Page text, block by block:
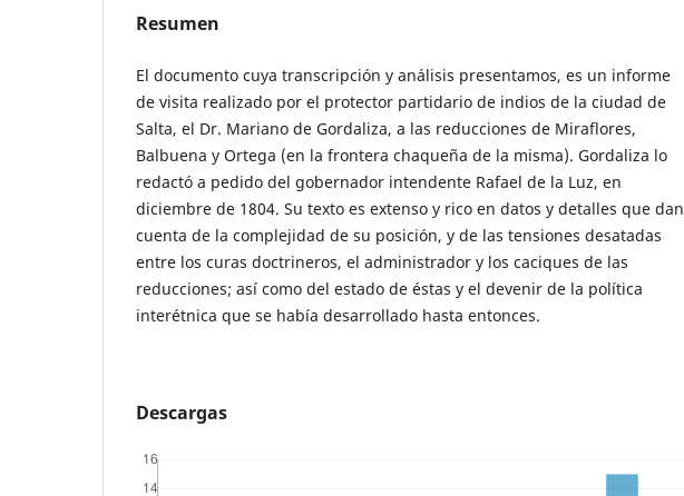
Resumen
El documento cuya transcripción y análisis presentamos, es un informe
de visita realizado por el protector partidario de indios de la ciudad de
Salta, el Dr. Mariano de Gordaliza, a las reducciones de Miraflores,
Balbuena y Ortega (en la frontera chaqueña de la misma). Gordaliza lo
redactó a pedido del gobernador intendente Rafael de la Luz, en
diciembre de 1804. Su texto es extenso y rico en datos y detalles que dan
cuenta de la complejidad de su posición, y de las tensiones desatadas
entre los curas doctrineros, el administrador y los caciques de las
reducciones; así como del estado de éstas y el devenir de la política
interétnica que se había desarrollado hasta entonces.
Descargas